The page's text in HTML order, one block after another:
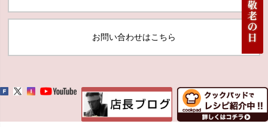
お問い合わせはこちら